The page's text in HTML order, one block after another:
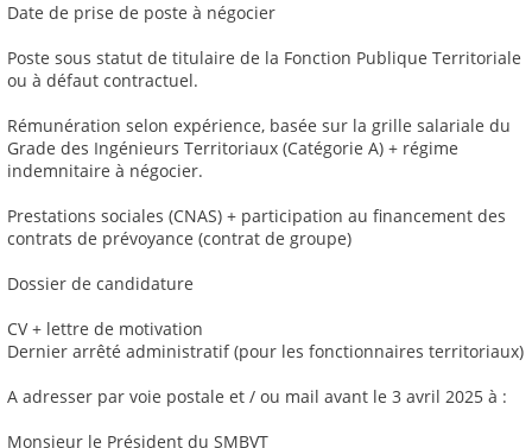
Date de prise de poste à négocier
Poste sous statut de titulaire de la Fonction Publique Territoriale
ou à défaut contractuel.
Rémunération selon expérience, basée sur la grille salariale du
Grade des Ingénieurs Territoriaux (Catégorie A) + régime
indemnitaire à négocier.
Prestations sociales (CNAS) + participation au financement des
contrats de prévoyance (contrat de groupe)
Dossier de candidature
CV + lettre de motivation
Dernier arrêté administratif (pour les fonctionnaires territoriaux)
A adresser par voie postale et / ou mail avant le 3 avril 2025 à :
Monsieur le Président du SMBVT